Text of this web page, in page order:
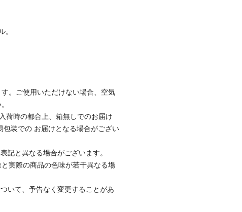
。ご使用いただけない場合、空気
荷時の都合上、箱無しでのお届け
装での お届けとなる場合がござい
記と異なる場合がございます。
実際の商品の色味が若干異なる場
いて、予告なく変更することがあ